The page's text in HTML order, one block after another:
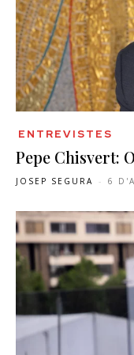
ENTREVISTES
Pepe Chisvert:
JOSEP SEGURA - 6